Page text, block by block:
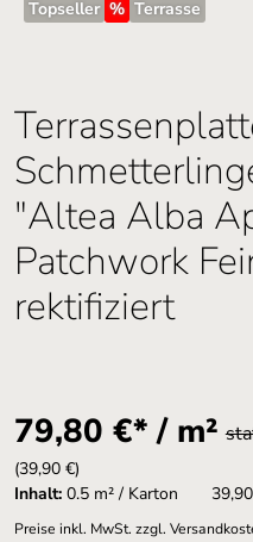
Topseller % Terrasse
"Altea Alba
Patchwork
rektifiziert
79,80 €* / m²
(39,90 €)
Inhalt: 0.5 m² / Karton
Preise inkl. MwSt. zzgl.